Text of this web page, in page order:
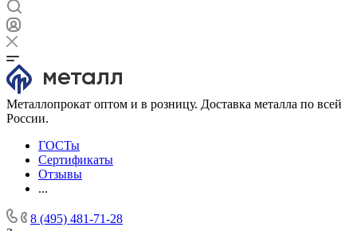
Металлопрокат оптом и в розницу. Доставка металла по всей
России.
ГОСТы
Сертификаты
Отзывы
...
8 (495) 481-71-28